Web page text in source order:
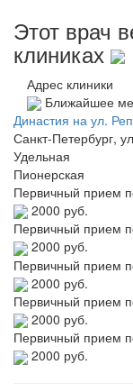
Этот врач
клиниках
Адрес клиники
Ближайшее
Династия на ул.
Санкт-Петербург,
Удельная
Пионерская
Первичный прием
2000 руб.
Первичный прием
2000 руб.
Первичный прием
2000 руб.
Первичный прием
2000 руб.
Первичный прием
2000 руб.